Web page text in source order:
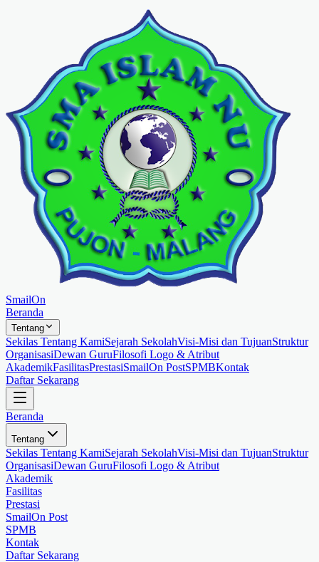
SmailOn
Beranda
Tentang
Sekilas Tentang KamiSejarah SekolahVisi-Misi dan TujuanStruktur
OrganisasiDewan GuruFilosofi Logo & Atribut
AkademikFasilitasPrestasiSmailOn PostSPMBKontak
Daftar Sekarang
Beranda
Tentang
Sekilas Tentang KamiSejarah SekolahVisi-Misi dan TujuanStruktur
OrganisasiDewan GuruFilosofi Logo & Atribut
Akademik
Fasilitas
Prestasi
SmailOn Post
SPMB
Kontak
Daftar Sekarang